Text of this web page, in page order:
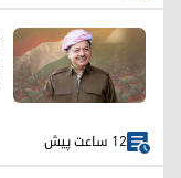
12 ساعت پیش